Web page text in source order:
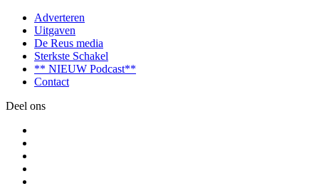
Adverteren
Uitgaven
De Reus media
Sterkste Schakel
** NIEUW Podcast**
Contact
Deel ons